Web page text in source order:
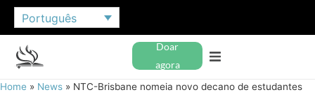
Português
Doar
agora
Home » News » NTC-Brisbane nomeia novo decano de estudantes